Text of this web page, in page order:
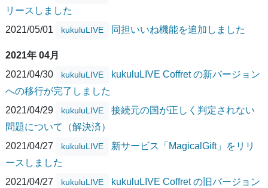
リースしました
2021/05/01
kukuluLIVE 同担いいね機能を追加しました
2021年 04月
2021/04/30
kukuluLIVE
kukuluLIVE Coffret の新バージョン
への移行が完了しました
2021/04/29
kukuluLIVE
接続元の国が正しく判定されない
問題について（解決済）
2021/04/27
kukuluLIVE
新サービス「MagicalGift」をリリ
ースしました
2021/04/27
kukuluLIVE
kukuluLIVE Coffret の旧バージョン